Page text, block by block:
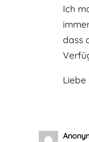
Ich
dass
Liebe